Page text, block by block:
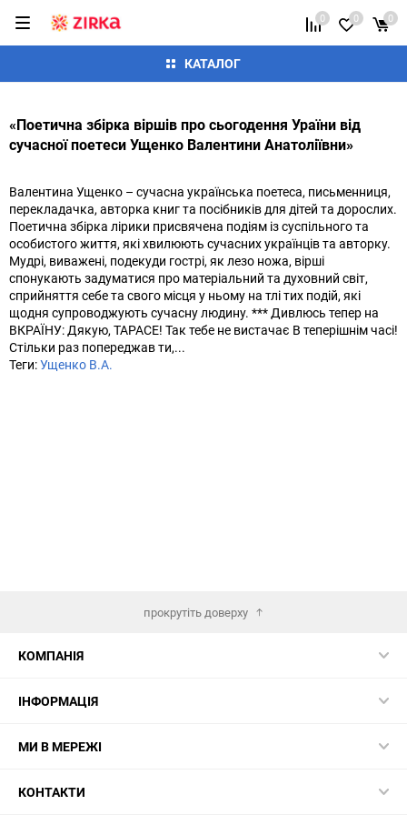
КАТАЛОГ
0 0 0
«Поетична збірка віршів про сьогодення Ураїни від
сучасної поетеси Ущенко Валентини Анатоліївни»
Валентина Ущенко – сучасна українська поетеса, письменниця,
перекладачка, авторка книг та посібників для дітей та дорослих.
Поетична збірка лірики присвячена подіям із суспільного та
особистого життя, які хвилюють сучасних українців та авторку.
Мудрі, виважені, подекуди гострі, як лезо ножа, вірші
спонукають задуматися про матеріальний та духовний світ,
сприйняття себе та свого місця у ньому на тлі тих подій, які
щодня супроводжують сучасну людину. *** Дивлюсь тепер на
ВКРАЇНУ: Дякую, ТАРАСЕ! Так тебе не вистачає В теперішнім часі!
Стільки раз попереджав ти,...
Теги:Ущенко В.А.
прокрутіть доверху
КОМПАНІЯ
ІНФОРМАЦІЯ
МИ В МЕРЕЖІ
КОНТАКТИ